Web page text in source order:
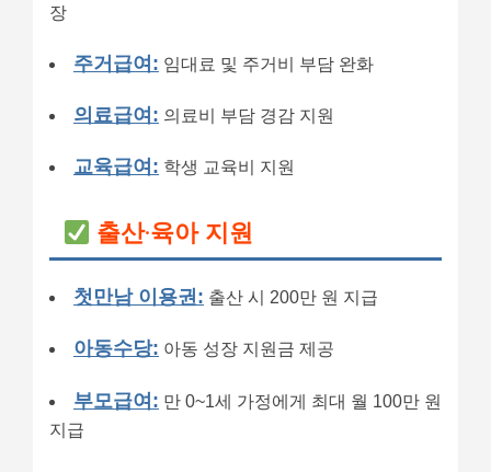
장
주거급여: 임대료 및 주거비 부담 완화
의료급여: 의료비 부담 경감 지원
교육급여: 학생 교육비 지원
출산·육아 지원
첫만남 이용권: 출산 시 200만 원 지급
아동수당: 아동 성장 지원금 제공
부모급여: 만 0~1세 가정에게 최대 월 100만 원
지급